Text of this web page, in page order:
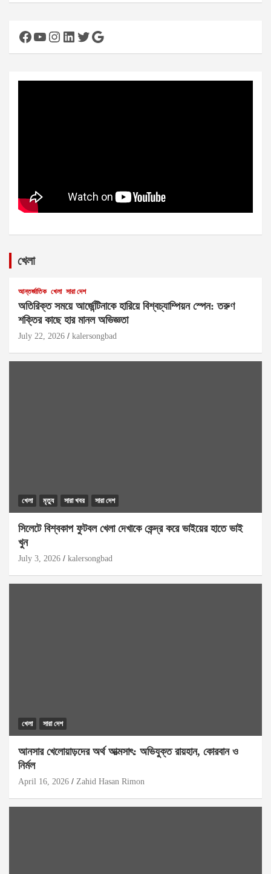
Facebook
YouTube
Instagram
LinkedIn
Twitter
Google
খেলা
আন্তর্জাতিক খেলা সারা দেশ
অতিরিক্ত সময়ে আর্জেন্টিনাকে হারিয়ে বিশ্বচ্যাম্পিয়ন স্পেন: তরুণ
শক্তির কাছে হার মানল অভিজ্ঞতা
July 22, 2026 kalersongbad
খেলা মৃত্যু সারা খবর সারা দেশ
সিলেটে বিশ্বকাপ ফুটবল খেলা দেখাকে কেন্দ্র করে ভাইয়ের হাতে ভাই
খুন
July 3, 2026 kalersongbad
খেলা সারা দেশ
আনসার খেলোয়াড়দের অর্থ আত্মসাৎ: অভিযুক্ত রায়হান, কোরবান ও
নির্মল
April 16, 2026 Zahid Hasan Rimon